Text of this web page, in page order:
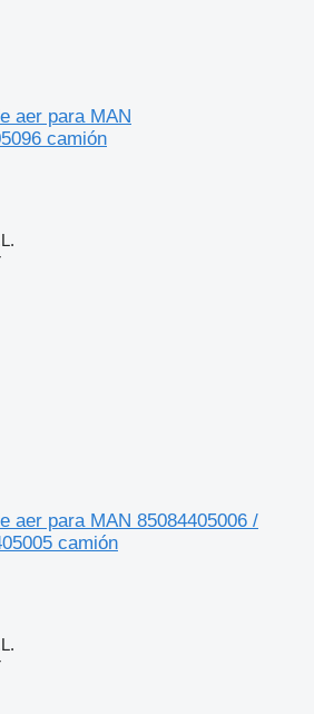
aer para MAN
camión
aer para MAN 85084405006 /
camión